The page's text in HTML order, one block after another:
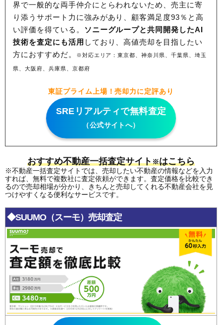
界で一般的な両手仲介にとらわれないため、売主に寄
り添うサポート力に強みがあり、顧客満足度93％と高
い評価を得ている。 ソニーグループと共同開発したAI
技術を査定にも活用 しており、高値売却を目指したい
方におすすめだ。
※対応エリア：東京都、神奈川県、千葉県、埼玉
県、大阪府、兵庫県、京都府
東証プライム上場！売却力に定評あり
SREリアルティで無料査定
（公式サイトへ）
おすすめ不動産一括査定サイト※はこちら
※不動産一括査定サイトでは、売却したい不動産の情報などを入力
すれば、無料で複数社に査定依頼ができます。査定価格を比較でき
るので売却相場が分かり、きちんと売却してくれる不動産会社を見
つけやすくなる便利なサービスです。
◆SUUMO（スーモ）売却査定